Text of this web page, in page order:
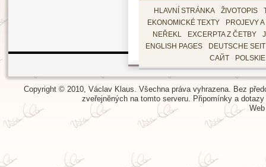
HLAVNÍ STRÁNKA ŽIVOTOPIS
EKONOMICKÉ TEXTY
PROJEVY
NEŘEKL
EXCERPTA Z ČETBY
ENGLISH PAGES
DEUTSCHE
САЙТ
Copyright © 2010, Václav Klaus. Všechna práva vyhrazena. Bez
zveřejněných na tomto serveru. Připomínky a